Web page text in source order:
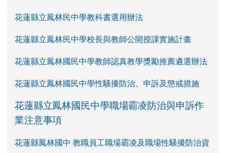
花蓮縣立鳳林民中學教科書選用辦法
花蓮縣立鳳林民中學校長與教師公開授課實施計畫
花蓮縣立鳳林國民中學教師認真教學獎勵推薦遴選辦法
花蓮縣立鳳林國民中學性騷擾防治、申訴及懲戒措施
花蓮縣立鳳林國民中學職場霸凌防治與申訴作
業注意事項
花蓮縣鳳林國中 教職員工職場霸凌及職場性騷擾防治資